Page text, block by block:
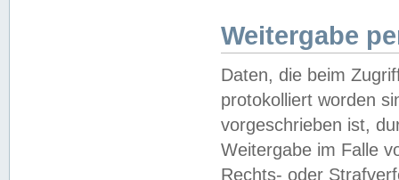
Weitergabe
Daten, die beim
protokolliert worden
vorgeschrieben ist,
Weitergabe im Falle
Rechts- oder